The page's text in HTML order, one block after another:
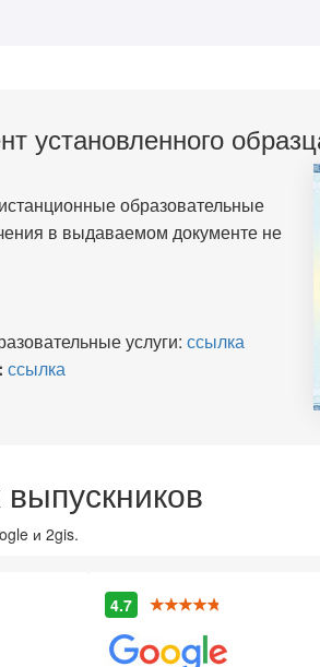
установленного
образовательные
в выдаваемом документе не
услуги: ссылка
ссылка
и 2gis.
4.7